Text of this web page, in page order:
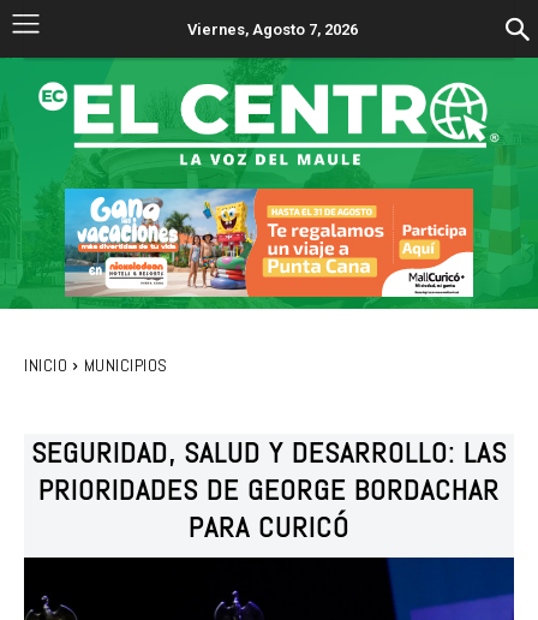
Viernes, Agosto 7, 2026
INICIO MUNICIPIOS
SEGURIDAD, SALUD Y DESARROLLO: LAS
PRIORIDADES DE GEORGE BORDACHAR
PARA CURICÓ